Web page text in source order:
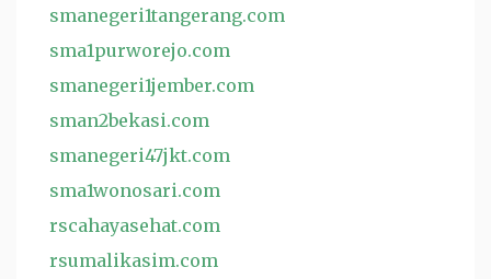
smanegeri1tangerang.com
sma1purworejo.com
smanegeri1jember.com
sman2bekasi.com
smanegeri47jkt.com
sma1wonosari.com
rscahayasehat.com
rsumalikasim.com